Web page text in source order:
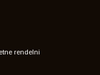
rendelni